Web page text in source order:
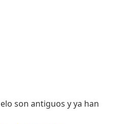
son antiguos y ya han